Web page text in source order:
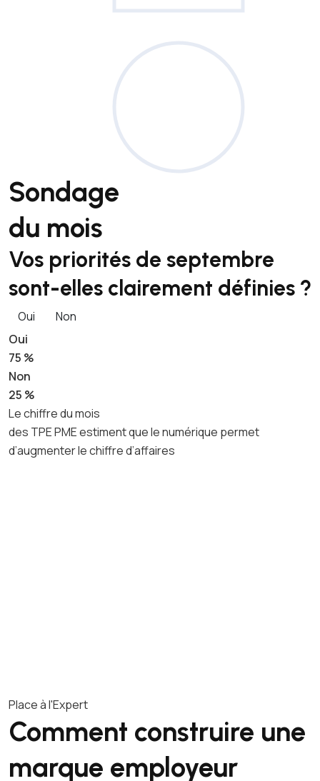
Sondage
du mois
Vos priorités de septembre
sont-elles clairement définies ?
Oui
Non
Oui
75 %
Non
25 %
Le chiffre du mois
des TPE PME estiment que le numérique permet
d’augmenter le chiffre d’affaires
Place à l'Expert
Comment construire une
marque employeur